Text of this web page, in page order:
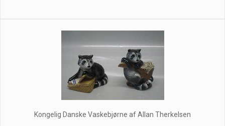
Kongelig Danske Vaskebjørne af Allan Therkelsen